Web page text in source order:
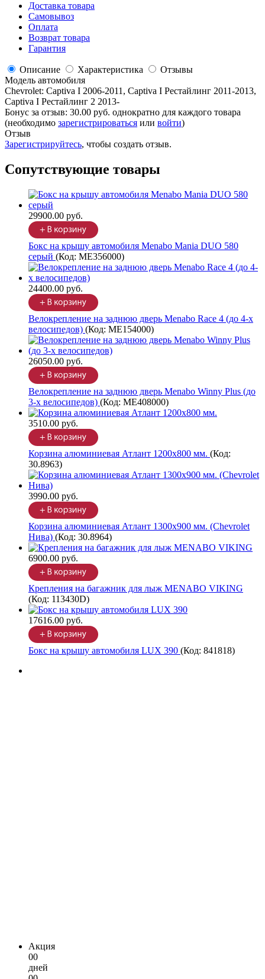
Доставка товара
Самовывоз
Оплата
Возврат товара
Гарантия
Описание Характеристика
Отзывы
Модель автомобиля
Chevrolet: Captiva I 2006-2011, Captiva I Рестайлинг 2011-2013,
Captiva I Рестайлинг 2 2013-
Бонус за отзыв: 30.00 руб. однократно для каждого товара
(необходимо зарегистрироваться или войти)
Отзыв
Зарегистрируйтесь, чтобы создать отзыв.
Сопутствующие товары
29900.00 руб.
Бокс на крышу автомобиля Menabo Mania DUO 580
серый (Код: ME356000)
24400.00 руб.
Велокрепление на заднюю дверь Menabo Race 4 (до 4-х
велосипедов) (Код: ME154000)
26050.00 руб.
Велокрепление на заднюю дверь Menabo Winny Plus (до
3-х велосипедов) (Код: ME408000)
3510.00 руб.
Корзина алюминиевая Атлант 1200х800 мм. (Код:
30.8963)
3990.00 руб.
Корзина алюминиевая Атлант 1300х900 мм. (Chevrolet
Нива) (Код: 30.8964)
6900.00 руб.
Крепления на багажник для лыж MENABO VIKING
(Код: 113430D)
17616.00 руб.
Бокс на крышу автомобиля LUX 390 (Код: 841818)
Акция
00
дней